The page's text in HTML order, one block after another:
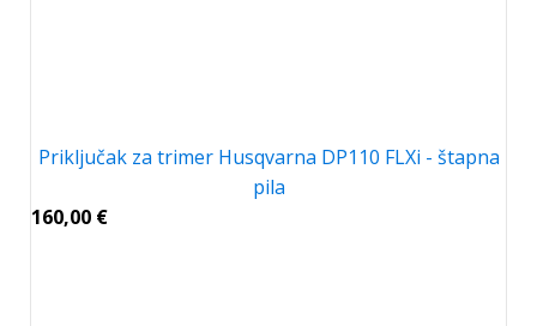
Priključak za trimer Husqvarna DP110 FLXi - štapna
pila
160,00 €